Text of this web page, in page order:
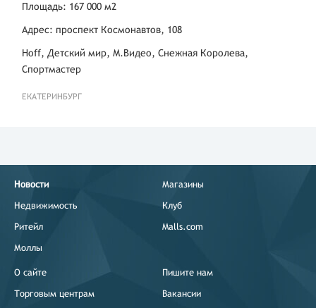
Площадь: 167 000 м2
Адрес: проспект Космонавтов, 108
Hoff, Детский мир, М.Видео, Снежная Королева,
Спортмастер
ЕКАТЕРИНБУРГ
Новости
Недвижимость
Ритейл
Моллы
Магазины
Клуб
Malls.com
О сайте
Торговым центрам
Пишите нам
Вакансии